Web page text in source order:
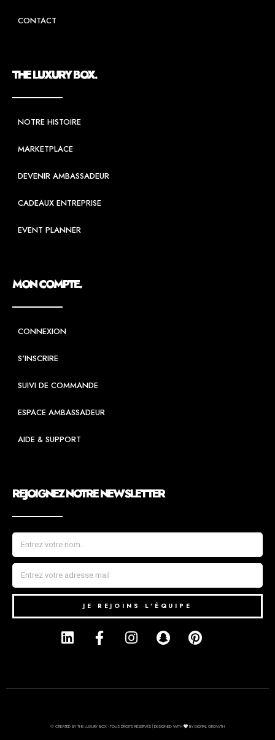
CONTACT
THE LUXURY BOX.
NOTRE HISTOIRE
MARKETPLACE
DEVENIR AMBASSADEUR
CADEAUX ENTREPRISE
EVENT PLANNER
MON COMPTE.
CONNEXION
S'INSCRIRE
SUIVI DE COMMANDE
ESPACE AMBASSADEUR
AIDE & SUPPORT
REJOIGNEZ NOTRE NEWSLETTER
JE REJOINS L'ÉQUIPE
© CREATED BY THE LUXURY BOX - TOUS DROITS RÉSERVÉS | DESIGNED WITH BY DIGITAL GROWTH